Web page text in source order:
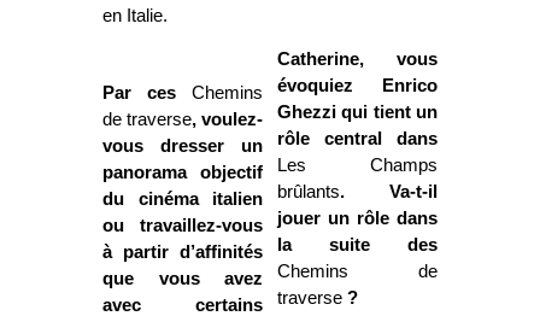
en Italie.
Par cesChemins
de traverse, voulez-
vous dresser un
panorama objectif
du cinéma italien
ou travaillez-vous
à partir d’affinités
que vous avez
avec certains
Catherine, vous
évoquiez Enrico
Ghezzi qui tient un
rôle central dans
Les Champs
brûlants. Va-t-il
jouer un rôle dans
la suite des
Chemins de
traverse?